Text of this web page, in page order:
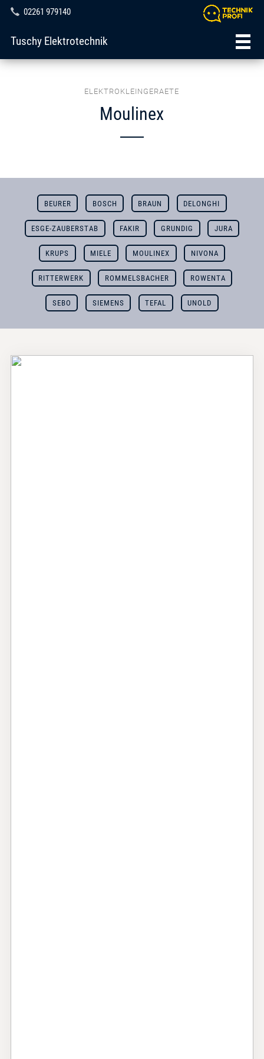
02261 979140
Tuschy Elektrotechnik
ELEKTROKLEINGERAETE
Moulinex
BEURER BOSCH BRAUN DELONGHI
ESGE-ZAUBERSTAB FAKIR GRUNDIG JURA
KRUPS MIELE MOULINEX NIVONA
RITTERWERK ROMMELSBACHER ROWENTA
SEBO SIEMENS TEFAL UNOLD